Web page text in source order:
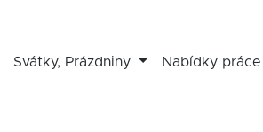
Svátky, Prázdniny Nabídky práce